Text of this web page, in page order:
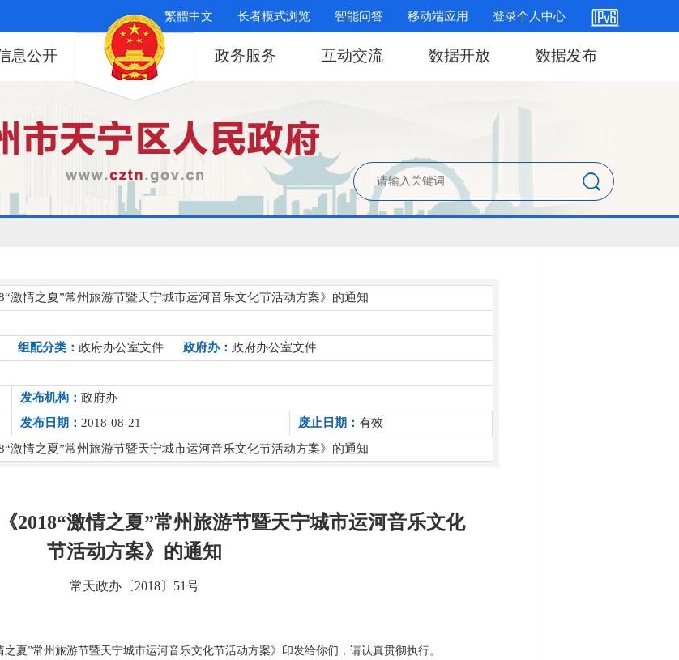
繁體中文 长者模式浏览 智能问答 移动端应用 登录个人中心
息公开 政务服务 互动交流 数据开放 数据发布
激情之夏”常州旅游节暨天宁城市运河音乐文化节活动方案》的通知
组配分类： 政府办公室文件 政府办： 政府办公室文件
发布机构： 政府办
发布日期： 2018-08-21 废止日期： 有效
激情之夏”常州旅游节暨天宁城市运河音乐文化节活动方案》的通知
2018“激情之夏”常州旅游节暨天宁城市运河音乐文化
节活动方案》的通知
常天政办〔2018〕51号
夏”常州旅游节暨天宁城市运河音乐文化节活动方案》印发给你们，请认真贯彻执行。